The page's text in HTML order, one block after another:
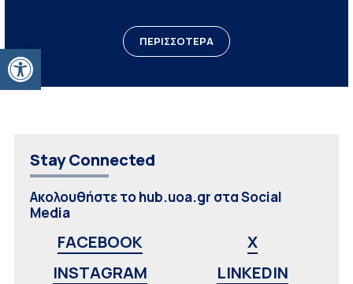
Ανοίξτε τη γραμμή εργαλείων ΠΕΡΙΣΣΟΤΕΡΑ
Stay Connected
Ακολουθήστε το hub.uoa.gr στα Social
Media
FACEBOOK
X
INSTAGRAM
LINKEDIN